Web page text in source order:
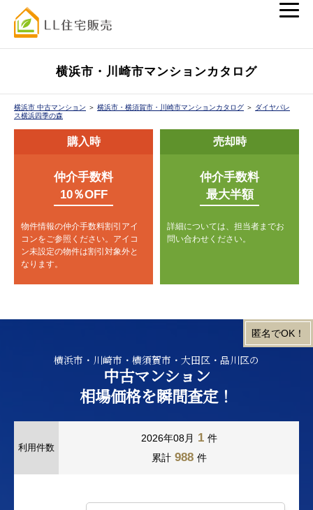
横浜市・川崎市マンションカタログ
横浜市 中古マンション ＞ 横浜市・横須賀市・川崎市マンションカタログ ＞ ダイヤパレ
ス横浜四季の森
購入時
仲介手数料
10％OFF
物件情報の仲介手数料割引アイ
コンをご参照ください。 アイコ
ン未設定の物件は割引対象外と
なります。
売却時
仲介手数料
最大半額
詳細については、担当者までお
問い合わせください。
横浜市・川崎市・横須賀市・大田区・品川区の
中古マンション
相場価格を瞬間査定！
利用件数
2026年08月 1 件
累計 988 件